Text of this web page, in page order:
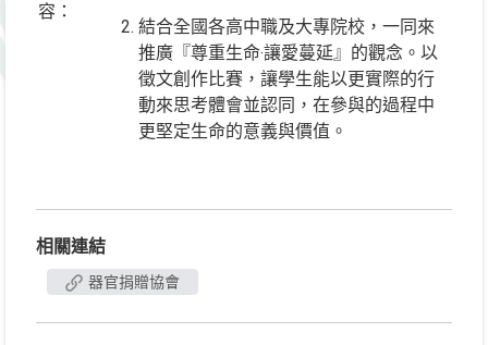
容：
結合全國各高中職及大專院校，一同來
推廣『尊重生命‧讓愛蔓延』的觀念。以
徵文創作比賽，讓學生能以更實際的行
動來思考體會並認同，在參與的過程中
更堅定生命的意義與價值。
相關連結
器官捐贈協會